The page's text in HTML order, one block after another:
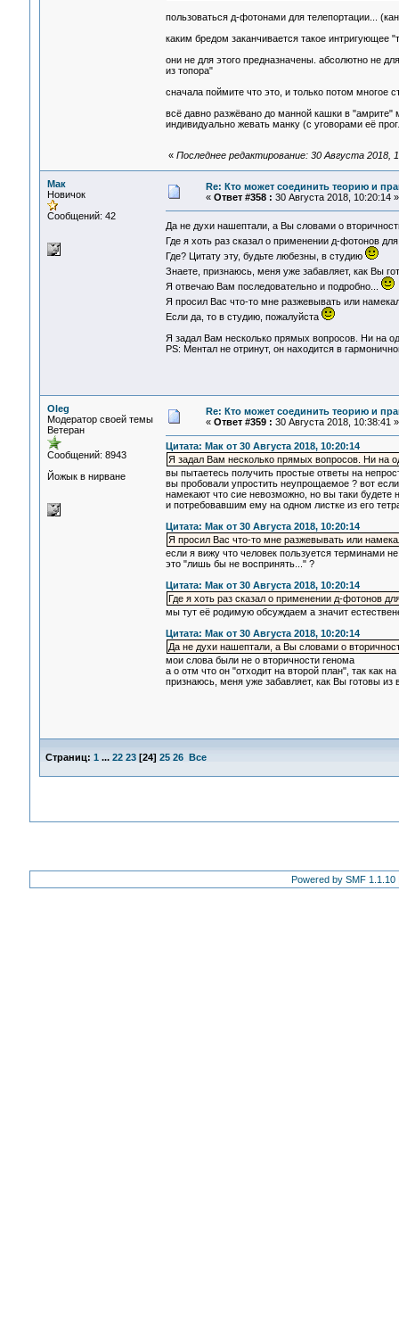
пользоваться д-фотонами для телепортации...
каким бредом заканчивается такое интригующее
они не для этого предназначены. абсолютно не
из топора"
сначала поймите что это, и только потом многое
всё давно разжёвано до манной кашки в "амрите"
индивидуально жевать манку (с уговорами её
« Последнее редактирование: 30 Августа 2018,
Мак
Новичок
Сообщений: 42
Re: Кто может соединить теорию и
« Ответ #358 : 30 Августа 2018, 10:20:14 »
Да не духи нашептали, а Вы словами о
Где я хоть раз сказал о применении д-фотонов
Где? Цитату эту, будьте любезны, в студию
Знаете, признаюсь, меня уже забавляет, как Вы
Я отвечаю Вам последовательно и подробно...
Я просил Вас что-то мне разжевывать или
Если да, то в студию, пожалуйста
Я задал Вам несколько прямых вопросов. Ни на
PS: Ментал не отринут, он находится в
Oleg
Модератор своей темы
Ветеран
Сообщений: 8943
Йожык в нирване
Re: Кто может соединить теорию и
« Ответ #359 : 30 Августа 2018, 10:38:41 »
Цитата: Мак от 30 Августа 2018, 10:20:14
Я задал Вам несколько прямых вопросов. Ни на
вы пытаетесь получить простые ответы на
вы пробовали упростить неупрощаемое ? вот
намекают что сие невозможно, но вы таки будете
и потребовавшим ему на одном листке из его
Цитата: Мак от 30 Августа 2018, 10:20:14
Я просил Вас что-то мне разжевывать или
если я вижу что человек пользуется терминами
это "лишь бы не воспринять..." ?
Цитата: Мак от 30 Августа 2018, 10:20:14
Где я хоть раз сказал о применении д-фотонов
мы тут её родимую обсуждаем а значит
Цитата: Мак от 30 Августа 2018, 10:20:14
Да не духи нашептали, а Вы словами о
мои слова были не о вторичности генома
а о отм что он "отходит на второй план", так как
признаюсь, меня уже забавляет, как Вы готовы
Страниц: 1 ... 22 23[24] 25 26 Все
Powered by SMF 1.1.10